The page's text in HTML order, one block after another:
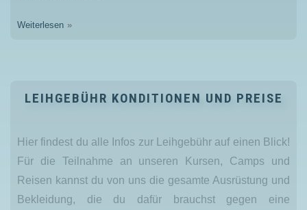
Weiterlesen
LEIHGEBÜHR KONDITIONEN UND PREISE
Hier findest du alle Infos zur Leihgebühr auf einen Blick!
Für die Teilnahme an unseren Kursen, Camps und
Reisen kannst du von uns die gesamte Ausrüstung und
Bekleidung, die du dafür brauchst gegen eine